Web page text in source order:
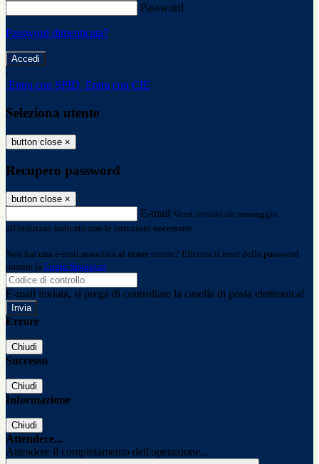
Password
Password dimenticata?
-
Entra con SPID Entra con CIE
Seleziona utente
button close ×
Recupero password
button close ×
E-mail Verrà inviato un messaggio
all'indirizzo indicato con le istruzioni necessarie.
Non hai una e-mail associata al nome utente? Effettua il reset della password
tramite la Login Spaggiari
E-mail inviata, si prega di controllare la casella di posta elettronica!
Errore
Chiudi
Successo
Chiudi
Informazione
Chiudi
Attendere...
Attendere il completamento dell'operazione...